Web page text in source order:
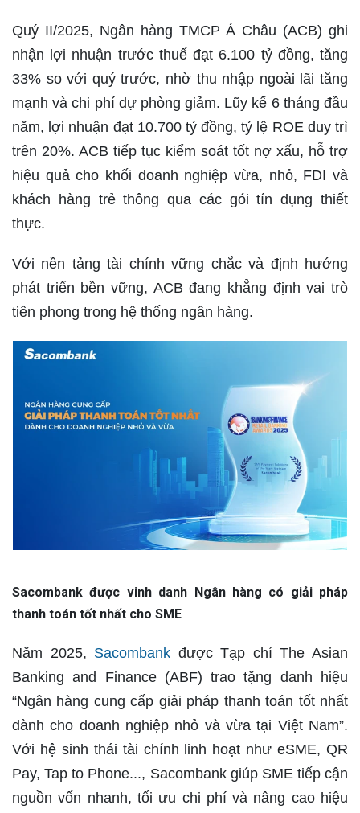
Quý II/2025, Ngân hàng TMCP Á Châu (ACB) ghi
nhận lợi nhuận trước thuế đạt 6.100 tỷ đồng, tăng
33% so với quý trước, nhờ thu nhập ngoài lãi tăng
mạnh và chi phí dự phòng giảm. Lũy kế 6 tháng đầu
năm, lợi nhuận đạt 10.700 tỷ đồng, tỷ lệ ROE duy trì
trên 20%. ACB tiếp tục kiểm soát tốt nợ xấu, hỗ trợ
hiệu quả cho khối doanh nghiệp vừa, nhỏ, FDI và
khách hàng trẻ thông qua các gói tín dụng thiết
thực.
Với nền tảng tài chính vững chắc và định hướng
phát triển bền vững, ACB đang khẳng định vai trò
tiên phong trong hệ thống ngân hàng.
Sacombank được vinh danh Ngân hàng có giải pháp
thanh toán tốt nhất cho SME
Năm 2025, Sacombank được Tạp chí The Asian
Banking and Finance (ABF) trao tặng danh hiệu
“Ngân hàng cung cấp giải pháp thanh toán tốt nhất
dành cho doanh nghiệp nhỏ và vừa tại Việt Nam”.
Với hệ sinh thái tài chính linh hoạt như eSME, QR
Pay, Tap to Phone..., Sacombank giúp SME tiếp cận
nguồn vốn nhanh, tối ưu chi phí và nâng cao hiệu